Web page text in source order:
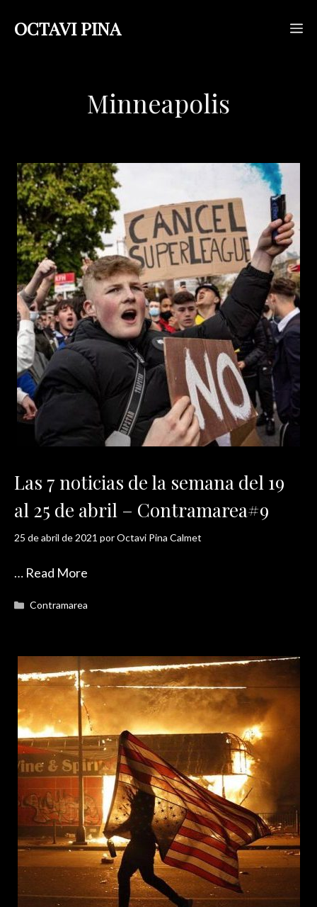
OCTAVI PINA
Minneapolis
Las 7 noticias de la semana del 19
al 25 de abril – Contramarea#9
25 de abril de 2021 porOctavi Pina Calmet
… Read More
Categorías
Contramarea